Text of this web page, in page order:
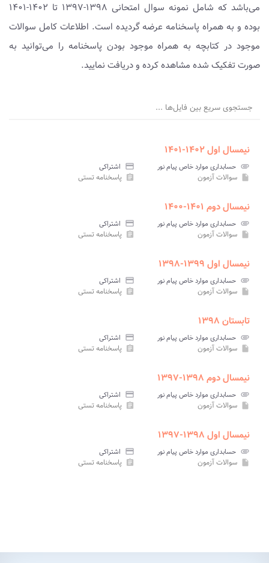
می‌باشد که شامل نمونه سوال امتحانی ۱۳۹۸-۱۳۹۷ تا ۱۴۰۲-۱۴۰۱
بوده و به همراه پاسخنامه عرضه گردیده است. اطلاعات کامل سوالات
موجود در کتابچه به همراه موجود بودن پاسخنامه را می‌توانید به
صورت تفکیک شده مشاهده کرده و دریافت نمایید.
جستجوی سریع بین فایل‌ها ...
نیمسال اول ۱۴۰۲-۱۴۰۱
attachment حسابداری موارد خاص پیام نور credit_card اشتراکی
insert_drive_file سوالات آزمون assignment پاسخنامه تستی
نیمسال دوم ۱۴۰۱-۱۴۰۰
attachment حسابداری موارد خاص پیام نور credit_card اشتراکی
insert_drive_file سوالات آزمون assignment پاسخنامه تستی
نیمسال اول ۱۳۹۹-۱۳۹۸
attachment حسابداری موارد خاص پیام نور credit_card اشتراکی
insert_drive_file سوالات آزمون assignment پاسخنامه تستی
تابستان ۱۳۹۸
attachment حسابداری موارد خاص پیام نور credit_card اشتراکی
insert_drive_file سوالات آزمون assignment پاسخنامه تستی
نیمسال دوم ۱۳۹۸-۱۳۹۷
attachment حسابداری موارد خاص پیام نور credit_card اشتراکی
insert_drive_file سوالات آزمون assignment پاسخنامه تستی
نیمسال اول ۱۳۹۸-۱۳۹۷
attachment حسابداری موارد خاص پیام نور credit_card اشتراکی
insert_drive_file سوالات آزمون assignment پاسخنامه تستی